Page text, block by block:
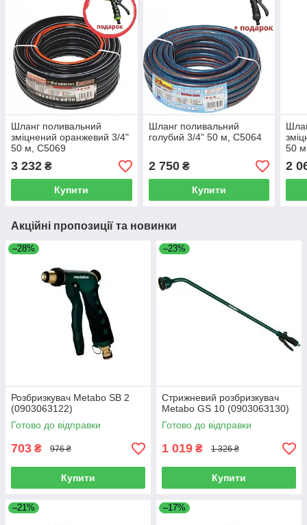
Шланг поливальний
зміцнений оранжевий 3/4"
50 м, C5069
3 232 ₴
Купити
Шланг поливальний
голубий 3/4" 50 м, C5064
2 750₴
Купити
50
2
Акційні пропозиції та новинки
–28%
Розбризкувач Metabo SB 2
(0903063122)
Готово до відправки
703 ₴ 976 ₴
Купити
–23%
Стрижневий розбризкувач
Metabo GS 10 (0903063130)
Готово до відправки
1 019 ₴ 1 326 ₴
Купити
–21% –17%